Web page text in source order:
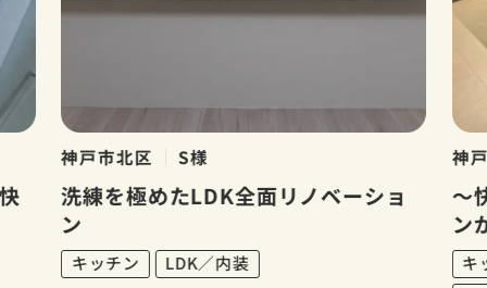
神戸市北区 S様
洗練を極めたLDK全面リノベーショ
ン
キッチン LDK／内装
神
～
ン
キ